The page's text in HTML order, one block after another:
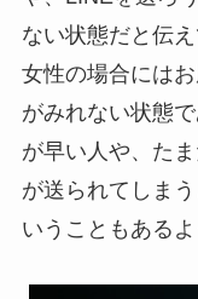
ない状態だと伝
女性の場合には
がみれない状態
が早い人や、た
が送られてしま
いうこともあるよ